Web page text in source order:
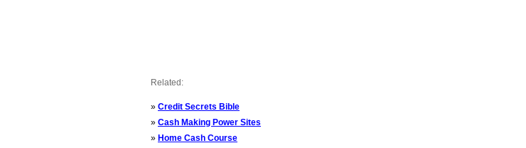
Related:
» Credit Secrets Bible
» Cash Making Power Sites
» Home Cash Course